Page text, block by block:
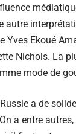
Ekoué
Nichols. La
mode de
a de
a entre